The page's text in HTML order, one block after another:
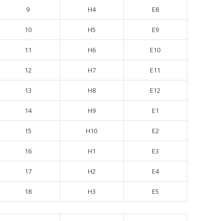
9 H4 E8
10 H5 E9
11 H6 E10
12 H7 E11
13 H8 E12
14 H9 E1
15 H10 E2
16 H1 E3
17 H2 E4
18 H3 E5